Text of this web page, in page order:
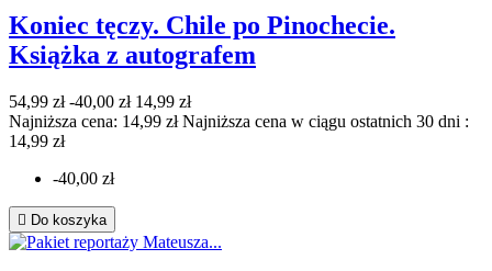
Koniec tęczy. Chile po Pinochecie.
Książka z autografem
54,99 zł -40,00 zł 14,99 zł
Najniższa cena: 14,99 złNajniższa cena w ciągu ostatnich 30 dni :
14,99 zł
-40,00 zł
 Do koszyka